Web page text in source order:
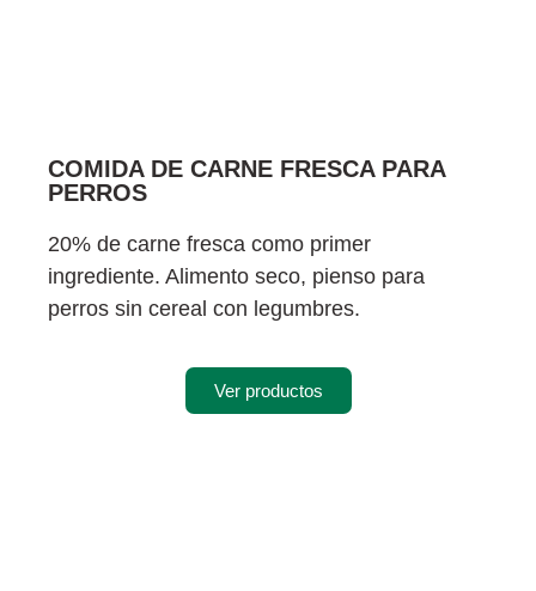
COMIDA DE CARNE FRESCA PARA
PERROS
20% de carne fresca como primer
ingrediente. Alimento seco, pienso para
perros sin cereal con legumbres.
Ver productos